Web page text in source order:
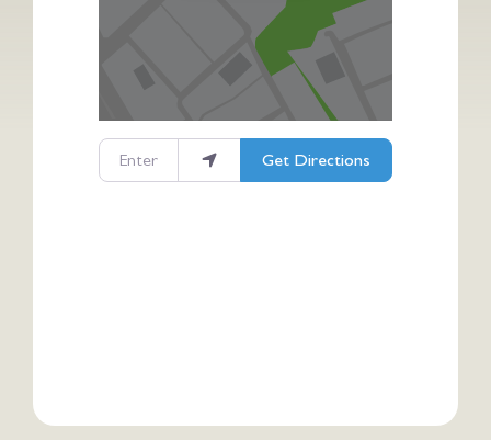
Enter your location
Get Directions